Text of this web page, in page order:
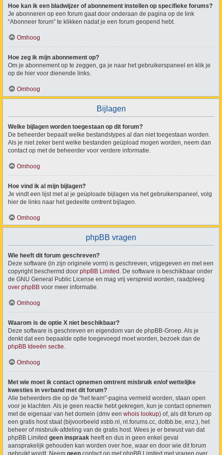
Hoe kan ik een bladwijzer of abonnement instellen op specifieke forums?
Je abonneren op een forum gaat door onderaan de pagina op de link
“Abonneer forum” te klikken nadat je een forum geopend hebt.
Omhoog
Hoe zeg ik mijn abonnement op?
Om je abonnement op te zeggen, ga je naar het gebruikerspaneel en klik je
op de hier voor dienende links.
Omhoog
Bijlagen
Welke bijlagen worden toegestaan op dit forum?
De beheerder bepaalt welke bestandstypes al dan niet toegestaan worden.
Als je niet zeker bent welke bestanden geüpload mogen worden, neem dan
contact op met de beheerder voor verdere informatie.
Omhoog
Hoe vind ik al mijn bijlagen?
Je vindt een lijst met al je geüploade bijlagen via het gebruikerspaneel, volg
hier de links naar het gedeelte omtrent bijlagen.
Omhoog
phpBB vragen
Wie heeft dit forum geschreven?
Deze software (in zijn originele vorm) is geschreven, vrijgegeven en met een
copyright beschermd door phpBB Limited . De software is beschikbaar onder
de GNU General Public License en mag vrij verspreid worden, raadpleeg
over phpBB voor meer informatie.
Omhoog
Waarom is de optie X niet beschikbaar?
Deze software is geschreven en eigendom van de phpBB-Groep. Als je
denkt dat een bepaalde optie toegevoegd moet worden, bezoek dan de
phpBB Ideeën sectie.
Omhoog
Met wie moet ik contact opnemen omtrent misbruik en/of wettelijke
kwesties in verband met dit forum?
Alle beheerders die op de "het team"-pagina vermeld worden, staan open
voor je klachten. Als je geen reactie hebt gekregen, kun je contact opnemen
met de eigenaar van het domein (dmv een whois lookup) of, als dit forum op
een gratis host staat (bijvoorbeeld xsbb.nl, nl.forums.cc, dotbb.be, enz.), het
beheer of misbruik-afdeling van de gratis host. Wees je er bewust van dat
phpBB Limited geen inspraak heeft en dus in geen enkel geval
aansprakelijk gehouden kan worden over hoe, waar en door wie dit forum
gebruikt wordt. Neem geen contact op met phpBB Limited met vragen over